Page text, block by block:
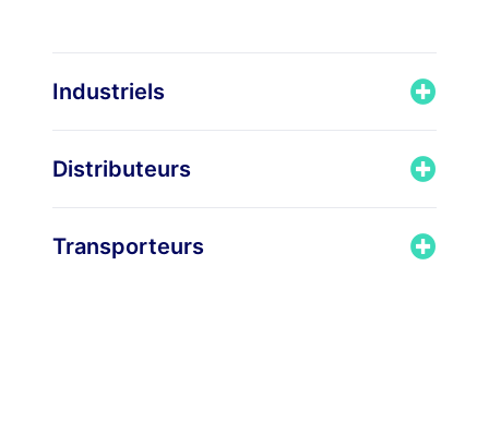
Industriels
Distributeurs
Transporteurs